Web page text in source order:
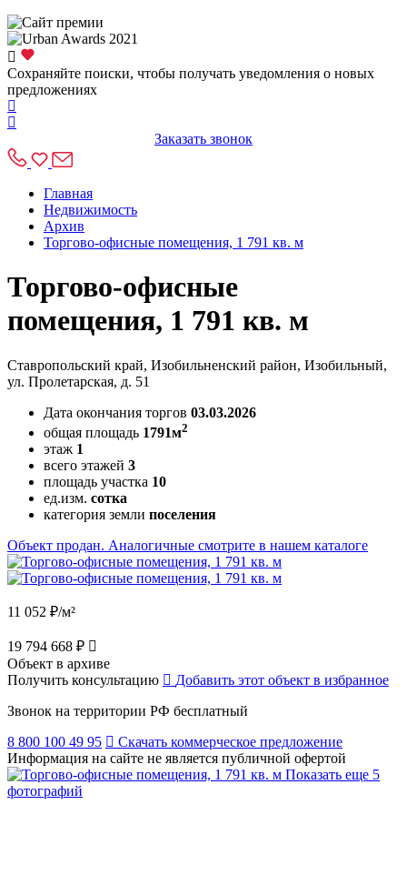
Сохраняйте поиски, чтобы получать уведомления о новых
предложениях
Заказать звонок
Главная
Недвижимость
Архив
Торгово-офисные помещения, 1 791 кв. м
Торгово-офисные
помещения, 1 791 кв. м
Ставропольский край, Изобильненский район, Изобильный,
ул. Пролетарская, д. 51
Дата окончания торгов 03.03.2026
общая площадь 1791м2
этаж 1
всего этажей 3
площадь участка 10
ед.изм. сотка
категория земли поселения
Объект продан. Аналогичные смотрите в нашем каталоге
11 052 ₽/м²
19 794 668 ₽
Объект в архиве
Получить консультацию
Добавить этот объект в избранное
Звонок на территории РФ бесплатный
8 800 100 49 95
Скачать коммерческое предложение
Информация на сайте не является публичной офертой
Показать еще 5
фотографий